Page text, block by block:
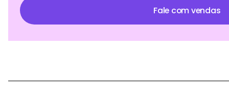
Fale com vendas